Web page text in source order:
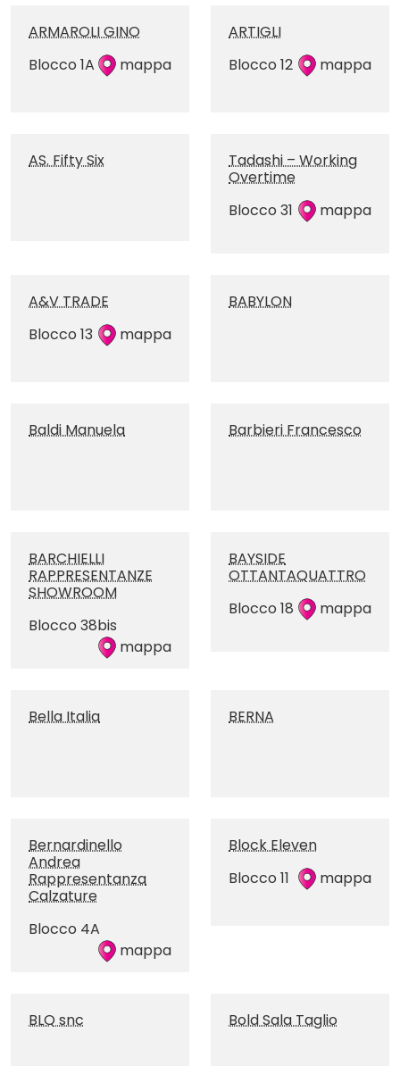
ARMAROLI GINO
Blocco 1A
mappa
ARTIGLI
Blocco 12
mappa
AS. Fifty Six
Tadashi – Working
Overtime
Blocco 31
mappa
A&V TRADE
Blocco 13
mappa
BABYLON
Baldi Manuela Barbieri Francesco
BARCHIELLI
RAPPRESENTANZE
SHOWROOM
Blocco 38bis
mappa
BAYSIDE
OTTANTAQUATTRO
Blocco 18
mappa
Bella Italia BERNA
Bernardinello
Andrea
Rappresentanza
Calzature
Blocco 4A
mappa
Block Eleven
Blocco 11
mappa
BLQ snc Bold Sala Taglio